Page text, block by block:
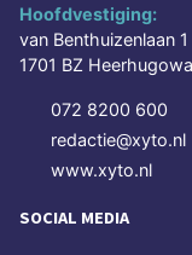
Hoofdvestiging:
van Benthuizenlaan 1
1701 BZ
072 8200 600
redactie@xyto.nl
www.xyto.nl
SOCIAL MEDIA